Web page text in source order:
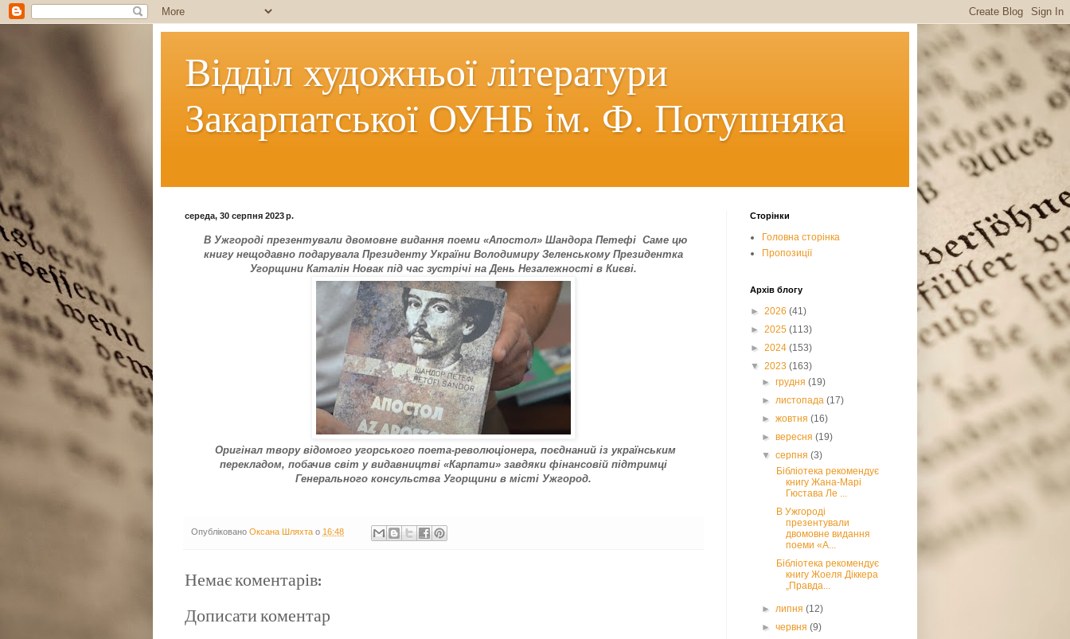
Відділ художньої літератури
Закарпатської ОУНБ ім. Ф. Потушняка
середа, 30 серпня 2023 р.
В Ужгороді презентували двомовне видання поеми «Апостол» Шандора Петефі Саме цю
книгу нещодавно подарувала Президенту України Володимиру Зеленському Президентка
Угорщини Каталін Новак під час зустрічі на День Незалежності в Києві.
Оригінал твору відомого угорського поета-революціонера, поєднаний із українським
перекладом, побачив світ у видавництві «Карпати» завдяки фінансовій підтримці
Генерального консульства Угорщини в місті Ужгород.
Опубліковано Оксана Шляхта о 16:48
Немає коментарів:
Дописати коментар
Сторінки
Головна сторінка
Пропозиції
Архів блогу
► 2026 (41)
► 2025 (113)
► 2024 (153)
▼ 2023 (163)
►грудня(19)
►листопада(17)
►жовтня(16)
►вересня(19)
▼серпня(3)
Бібліотека рекомендує
книгу Жана-Марі
Гюстава Ле ...
В Ужгороді
презентували
двомовне видання
поеми «А...
Бібліотека рекомендує
книгу Жоеля Діккера
„Правда...
►липня(12)
►червня(9)